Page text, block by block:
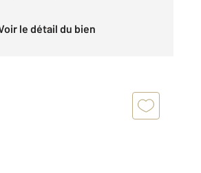
Voir le détail du bien